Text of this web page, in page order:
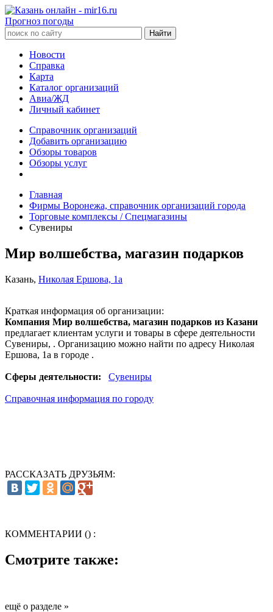
Прогноз погоды
Новости
Справка
Карта
Каталог организаций
Авиа/ЖД
Личный кабинет
Справочник организаций
Добавить организацию
Обзоры товаров
Обзоры услуг
Главная
Фирмы Воронежа, справочник организаций города
Торговые комплексы / Спецмагазины
Сувениры
Мир волшебства, магазин подарков
Казань, Николая Ершова, 1а
Краткая информация об организации:
Компания Мир волшебства, магазин подарков из Казани
предлагает клиентам услуги и товары в сфере деятельности
Сувениры, . Организацию можно найти по адресу Николая
Ершова, 1а в городе .
Сферы деятельности: Сувениры
Справочная информация по городу
РАССКАЗАТЬ ДРУЗЬЯМ:
КОММЕНТАРИИ () :
Смотрите также:
ещё о разделе »